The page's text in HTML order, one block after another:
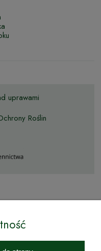
uprawami
Roślin
Sady to inicjatywa